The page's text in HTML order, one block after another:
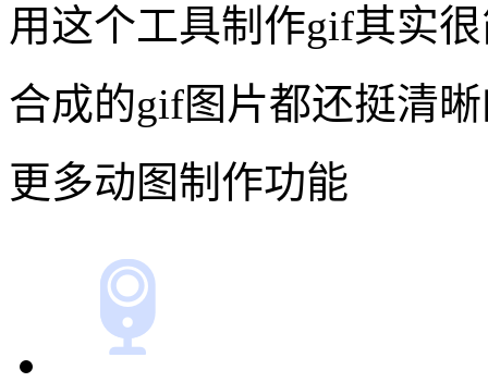
用这个工具制作gif其实
合成的gif图片都还挺清
更多动图制作功能